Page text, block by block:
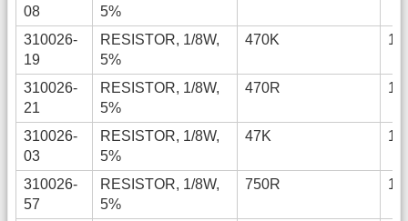
08
5%
310026-
19
RESISTOR, 1/8W,
5%
470K
310026-
21
RESISTOR, 1/8W,
5%
470R
310026-
03
RESISTOR, 1/8W,
5%
47K
310026-
57
RESISTOR, 1/8W,
5%
750R